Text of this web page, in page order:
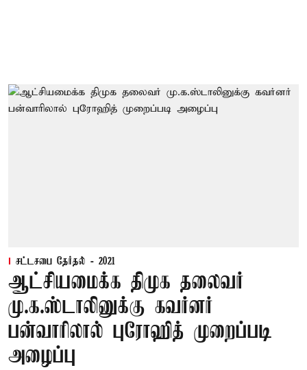
சட்டசபை தேர்தல் - 2021
ஆட்சியமைக்க திமுக தலைவர்
மு.க.ஸ்டாலினுக்கு கவர்னர்
பன்வாரிலால் புரோஹித் முறைப்படி
அழைப்பு